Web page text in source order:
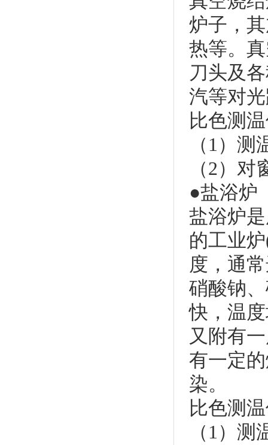
炉子，
热等。
刀头及
汽等对
比色测
（1）
（2）
●盐浴炉
盐浴炉
的工业
度，通
硝酸钠
快，温
又附有
有一定
染。
比色测
（1）